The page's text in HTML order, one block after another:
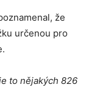
že
určenou pro
to nějakých 826